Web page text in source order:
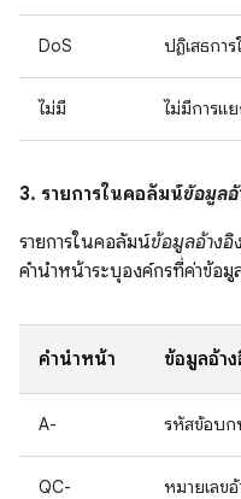
DoS ปฏิเสธกา
ไม่มี ไม่มีการแ
3. รายการในคอลัมน์ข้อมูลอ้
รายการในคอลัมน์ข้อมูลอ้างอิ
คำนำหน้าระบุองค์กรที่ค่าข้อ
คำนำหน้า ข้อมูลอ้าง
A- รหัสข้อบก
QC- หมายเลข